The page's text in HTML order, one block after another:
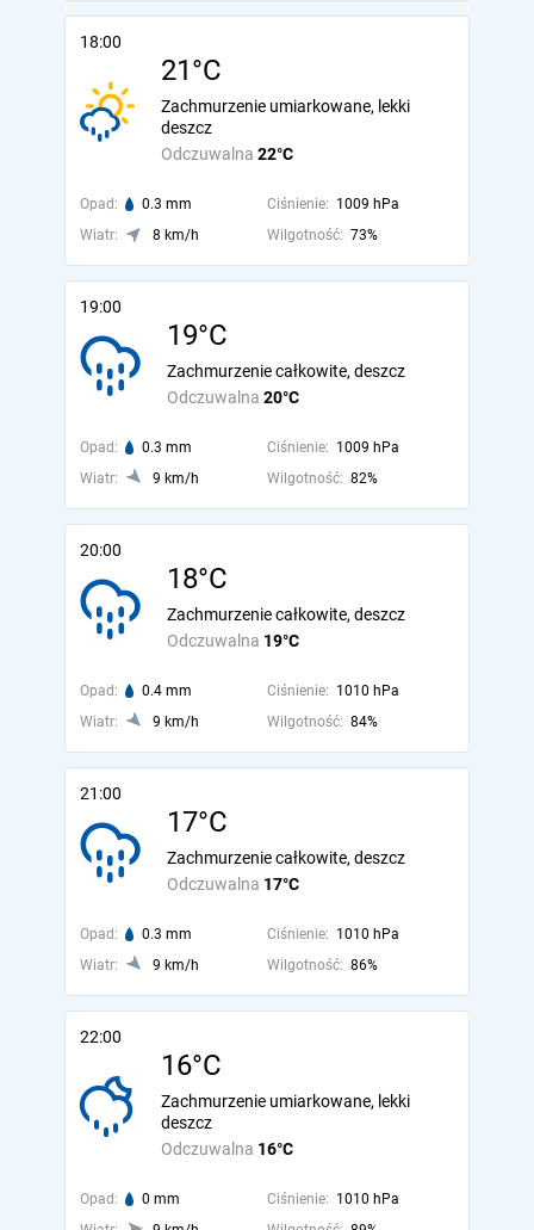
18:00
21°C
Odczuwalna 22°C
Zachmurzenie umiarkowane, lekki
deszcz
Opad: 0.3 mm Ciśnienie: 1009 hPa
Wiatr:
8 km/h Wilgotność: 73%
19:00
19°C
Odczuwalna 20°C
Zachmurzenie całkowite, deszcz
Opad: 0.3 mm Ciśnienie: 1009 hPa
Wiatr:
9 km/h Wilgotność: 82%
20:00
18°C
Odczuwalna 19°C
Zachmurzenie całkowite, deszcz
Opad: 0.4 mm Ciśnienie: 1010 hPa
Wiatr:
9 km/h Wilgotność: 84%
21:00
17°C
Odczuwalna 17°C
Zachmurzenie całkowite, deszcz
Opad: 0.3 mm Ciśnienie: 1010 hPa
Wiatr:
9 km/h Wilgotność: 86%
22:00
16°C
Odczuwalna 16°C
Zachmurzenie umiarkowane, lekki
deszcz
Opad: 0 mm Ciśnienie: 1010 hPa